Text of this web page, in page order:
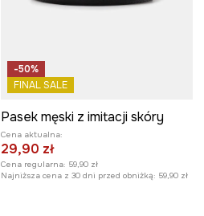
-50%
FINAL SALE
Pasek męski z imitacji skóry
Cena aktualna:
29,90 zł
Cena regularna: 59,90 zł
Najniższa cena z 30 dni przed obniżką: 59,90 zł